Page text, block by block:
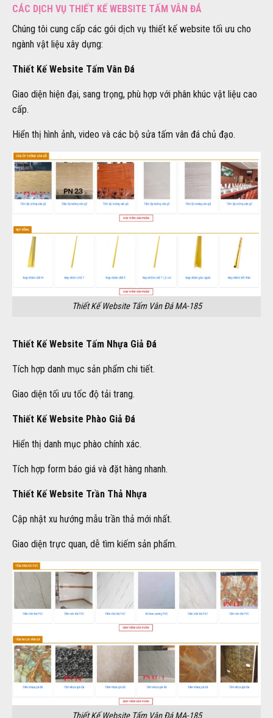
CÁC DỊCH VỤ THIẾT KẾ WEBSITE TẤM VÂN ĐÁ
Chúng tôi cung cấp các gói dịch vụ thiết kế website tối ưu cho
ngành vật liệu xây dựng:
Thiết Kế Website Tấm Vân Đá
Giao diện hiện đại, sang trọng, phù hợp với phân khúc vật liệu cao
cấp.
Hiển thị hình ảnh, video và các bộ sửa tấm vân đá chủ đạo.
Thiết Kế Website Tấm Vân Đá MA-185
Thiết Kế Website Tấm Nhựa Giả Đá
Tích hợp danh mục sản phẩm chi tiết.
Giao diện tối ưu tốc độ tải trang.
Thiết Kế Website Phào Giả Đá
Hiển thị danh mục phào chính xác.
Tích hợp form báo giá và đặt hàng nhanh.
Thiết Kế Website Trần Thả Nhựa
Cập nhật xu hướng mẫu trần thả mới nhất.
Giao diện trực quan, dễ tìm kiếm sản phẩm.
Thiết Kế Website Tấm Vân Đá MA-185